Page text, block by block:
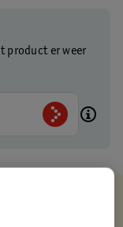
product er weer